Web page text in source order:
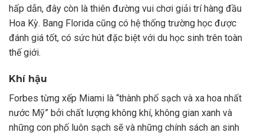
hấp dẫn, đây còn là thiên đường vui chơi giải trí hàng đầu
Hoa Kỳ. Bang Florida cũng có hệ thống trường học được
đánh giá tốt, có sức hút đặc biệt với du học sinh trên toàn
thế giới.
Khí hậu
Forbes từng xếp Miami là “thành phố sạch và xa hoa nhất
nước Mỹ” bởi chất lượng không khí, không gian xanh và
những con phố luôn sạch sẽ và những chính sách an sinh